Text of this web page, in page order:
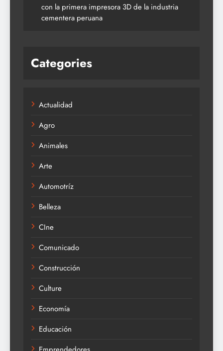
con la primera impresora 3D de la industria
cementera peruana
Categories
Actualidad
Agro
Animales
Arte
Automotríz
Belleza
CIne
Comunicado
Construcción
Culture
Economía
Educación